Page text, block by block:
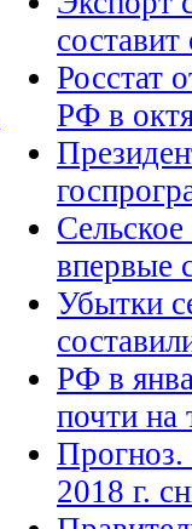
Росстат
РФ в
впервые
Убытки
РФ в
почти на
Прогноз.
2018 г.